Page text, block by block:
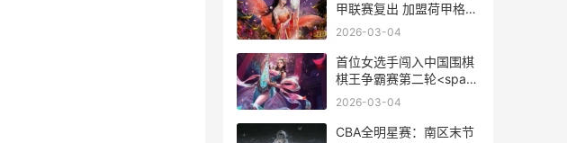
甲联赛复出 加盟荷甲格罗
宁根 <span
时候退出国家队
2026-03-04
首位女选手闯入中国围棋
棋王争霸赛第二轮<span
id="imageplus 第一个女
2026-03-04
CBA全明星赛：南区末节